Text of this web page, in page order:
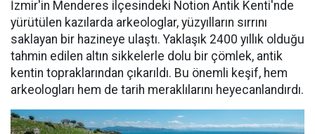
İzmir'in Menderes ilçesindeki Notion Antik Kenti'nde
yürütülen kazılarda arkeologlar, yüzyılların sırrını
saklayan bir hazineye ulaştı. Yaklaşık 2400 yıllık olduğu
tahmin edilen altın sikkelerle dolu bir çömlek, antik
kentin topraklarından çıkarıldı. Bu önemli keşif, hem
arkeologları hem de tarih meraklılarını heyecanlandırdı.